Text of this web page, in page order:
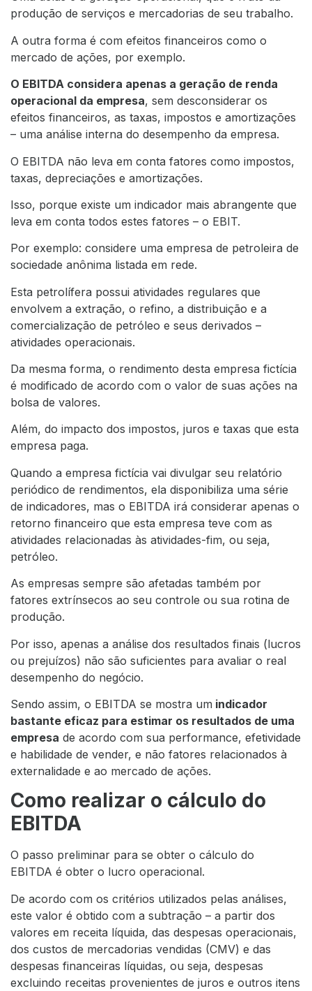
produção de serviços e mercadorias de seu trabalho.
A outra forma é com efeitos financeiros como o
mercado de ações, por exemplo.
O EBITDA considera apenas a geração de renda
operacional da empresa, sem desconsiderar os
efeitos financeiros, as taxas, impostos e amortizações
– uma análise interna do desempenho da empresa.
O EBITDA não leva em conta fatores como impostos,
taxas, depreciações e amortizações.
Isso, porque existe um indicador mais abrangente que
leva em conta todos estes fatores – o EBIT.
Por exemplo: considere uma empresa de petroleira de
sociedade anônima listada em rede.
Esta petrolífera possui atividades regulares que
envolvem a extração, o refino, a distribuição e a
comercialização de petróleo e seus derivados –
atividades operacionais.
Da mesma forma, o rendimento desta empresa fictícia
é modificado de acordo com o valor de suas ações na
bolsa de valores.
Além, do impacto dos impostos, juros e taxas que esta
empresa paga.
Quando a empresa fictícia vai divulgar seu relatório
periódico de rendimentos, ela disponibiliza uma série
de indicadores, mas o EBITDA irá considerar apenas o
retorno financeiro que esta empresa teve com as
atividades relacionadas às atividades-fim, ou seja,
petróleo.
As empresas sempre são afetadas também por
fatores extrínsecos ao seu controle ou sua rotina de
produção.
Por isso, apenas a análise dos resultados finais (lucros
ou prejuízos) não são suficientes para avaliar o real
desempenho do negócio.
Sendo assim, o EBITDA se mostra um indicador
bastante eficaz para estimar os resultados de uma
empresa de acordo com sua performance, efetividade
e habilidade de vender, e não fatores relacionados à
externalidade e ao mercado de ações.
Como realizar o cálculo do
EBITDA
O passo preliminar para se obter o cálculo do
EBITDA é obter o lucro operacional.
De acordo com os critérios utilizados pelas análises,
este valor é obtido com a subtração – a partir dos
valores em receita líquida, das despesas operacionais,
dos custos de mercadorias vendidas (CMV) e das
despesas financeiras líquidas, ou seja, despesas
excluindo receitas provenientes de juros e outros itens